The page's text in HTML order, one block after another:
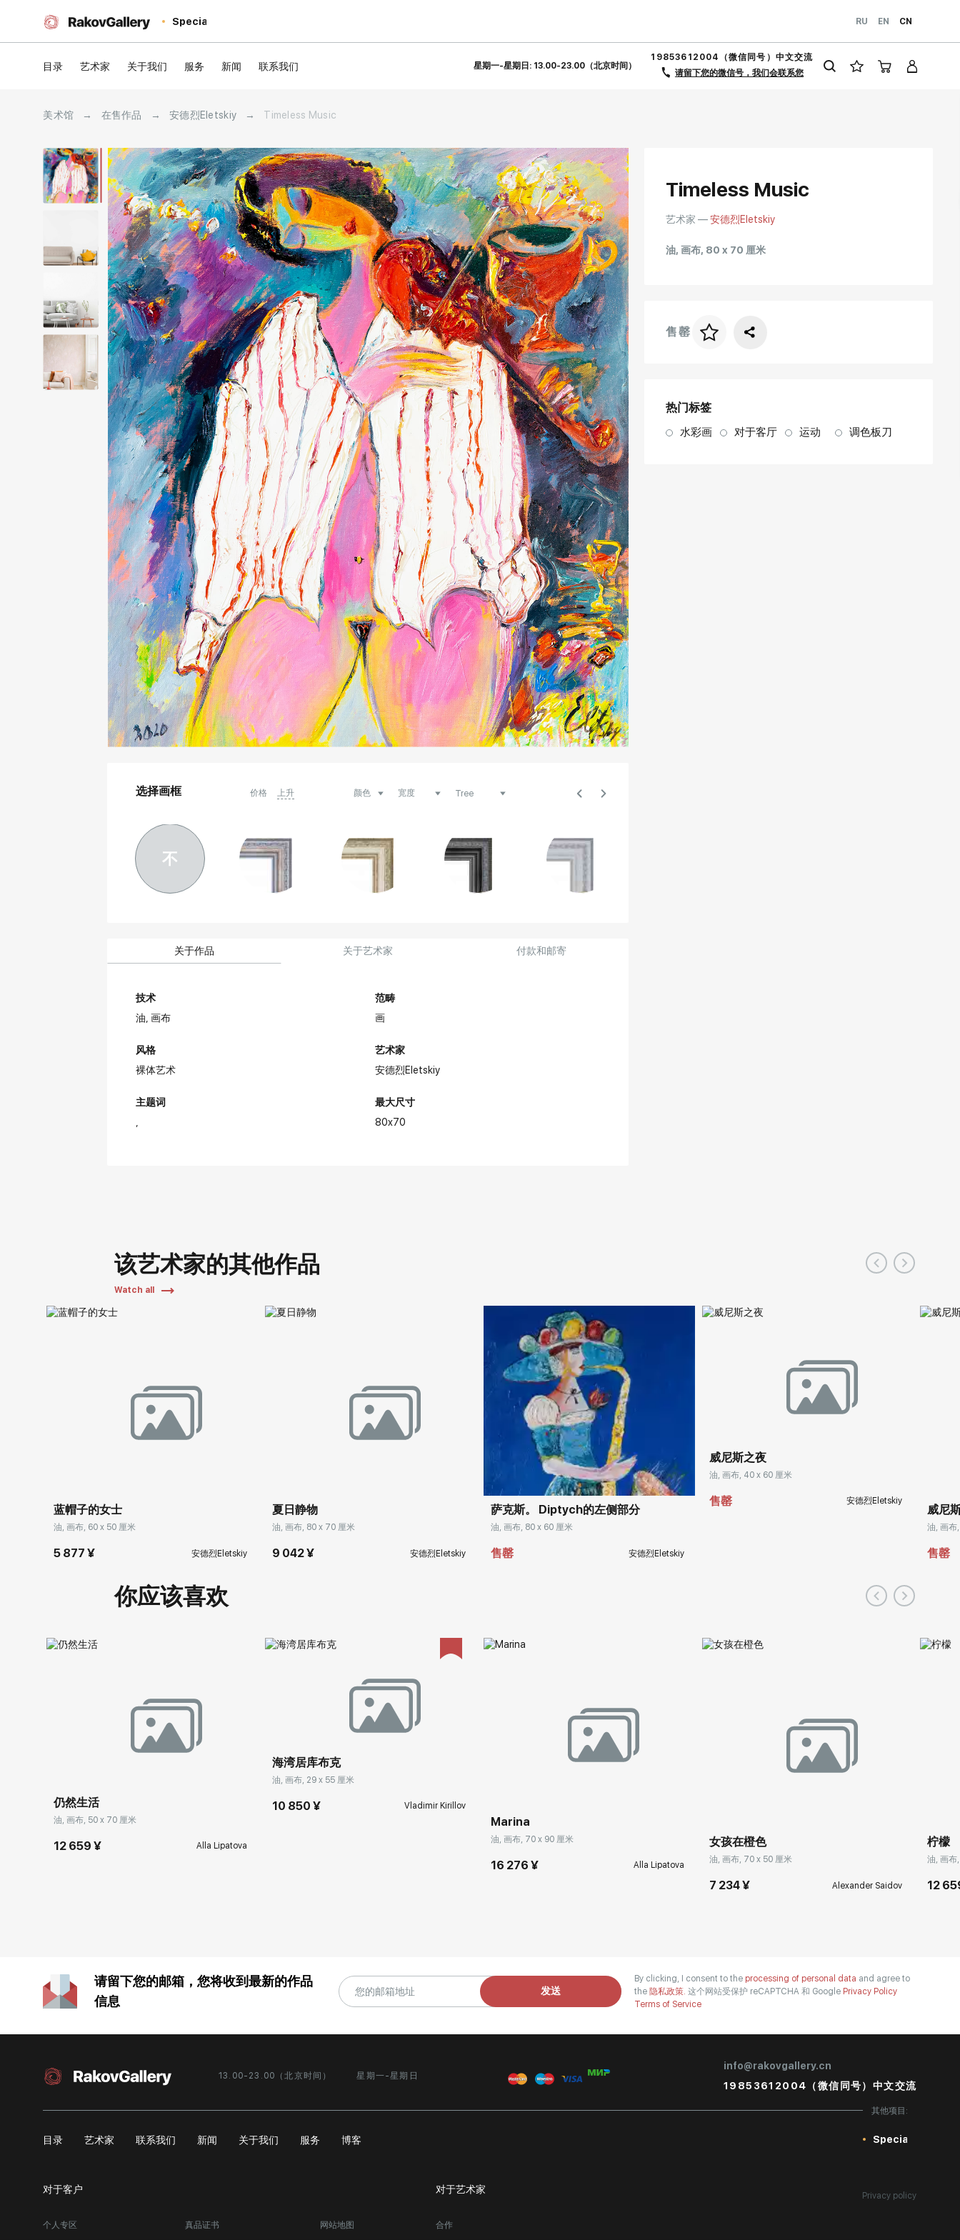
Special RU EN CN
目录 艺术家 关于我们 服务 新闻 联系我们 星期一-星期日: 13.00-23.00（北京时间）
19853612004（微信同号）中文交流
请留下您的微信号，我们会联系您
美术馆 → 在售作品 → 安德烈Eletskiy → Timeless Music
选择画框 价格 上升
不
关于作品 关于艺术家 付款和邮寄
技术
油,画布
风格
裸体艺术
主题词
范畴
画
艺术家
安德烈Eletskiy
最大尺寸
80x70
Timeless Music
艺术家 —安德烈Eletskiy
油, 画布, 80 x 70 厘米
画框价格
售罄
热门标签
水彩画 对于客厅 运动 调色板刀
该艺术家的其他作品
Watch all
蓝帽子的女士
油, 画布, 60 x 50 厘米
5 877 ¥ 安德烈Eletskiy
夏日静物
油, 画布, 80 x 70 厘米
9 042 ¥ 安德烈Eletskiy
萨克斯。 Diptych的左侧部分
油, 画布, 80 x 60 厘米
售罄 安德烈Eletskiy
威尼斯之夜
油, 画布, 40 x 60 厘米
售罄 安德烈Eletskiy
威尼
油, 画布
售罄
你应该喜欢
仍然生活
油, 画布, 50 x 70 厘米
12 659 ¥ Alla Lipatova
海湾居库布克
油, 画布, 29 x 55 厘米
10 850 ¥ Vladimir Kirillov
Marina
油, 画布, 70 x 90 厘米
16 276 ¥ Alla Lipatova
女孩在橙色
油, 画布, 70 x 50 厘米
7 234 ¥ Alexander Saidov
柠檬
油, 画布
12
请留下您的邮箱，您将收到最新的作品
信息
发送
By clicking, I consent to the processing of personal data and agree to
the 隐私政策. 这个网站受保护 reCAPTCHA 和 Google Privacy Policy
Terms of Service
13.00-23.00（北京时间） 星期一-星期日
info@rakovgallery.cn
19853612004（微信同号）中文交流
目录 艺术家 联系我们 新闻 关于我们 服务 博客
其他项目:
Special
对于客户
个人专区 真品证书 网站地图
对于艺术家
合作
Privacy policy